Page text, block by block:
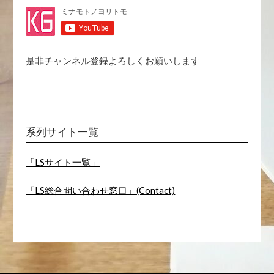
是非チャンネル登録よろしくお願いします
系列サイト一覧
「LSサイト一覧」
「LS総合問い合わせ窓口」(Contact)